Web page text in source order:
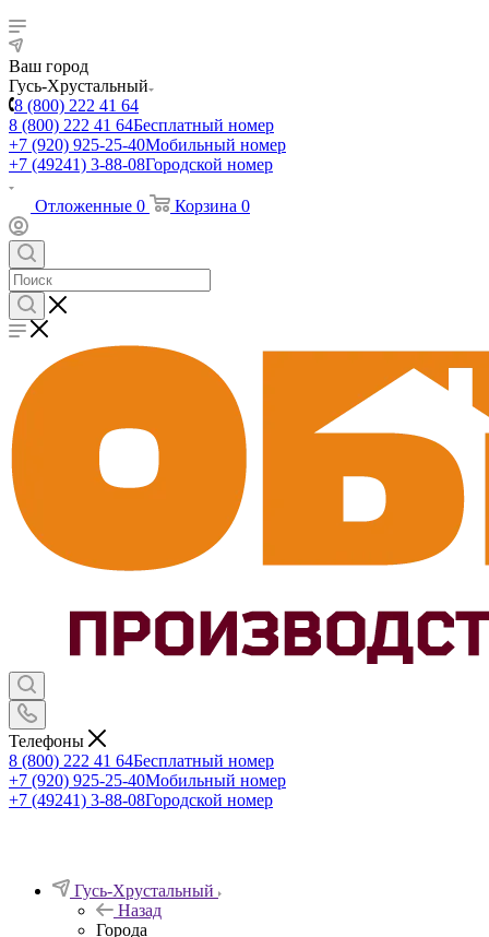
Ваш город
Гусь-Хрустальный
8 (800) 222 41 64
8 (800) 222 41 64Бесплатный номер
+7 (920) 925-25-40Мобильный номер
+7 (49241) 3-88-08Городской номер
Отложенные 0 Корзина 0
Телефоны
8 (800) 222 41 64Бесплатный номер
+7 (920) 925-25-40Мобильный номер
+7 (49241) 3-88-08Городской номер
Гусь-Хрустальный
Назад
Города